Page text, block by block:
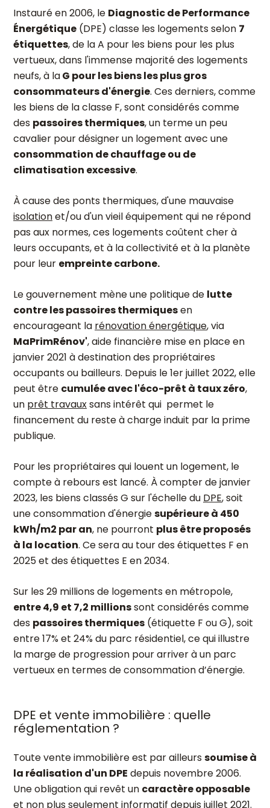
Instauré en 2006, le Diagnostic de Performance
Énergétique (DPE) classe les logements selon 7
étiquettes, de la A pour les biens pour les plus
vertueux, dans l'immense majorité des logements
neufs, à laG pour les biens les plus gros
consommateurs d'énergie. Ces derniers, comme
les biens de la classe F, sont considérés comme
des passoires thermiques, un terme un peu
cavalier pour désigner un logement avec une
consommation de chauffage ou de
climatisation excessive.
À cause des ponts thermiques, d'une mauvaise
isolationet/ou d'un vieil équipement qui ne répond
pas aux normes, ces logements coûtent cher à
leurs occupants, et à la collectivité et à la planète
pour leur empreinte carbone.
Le gouvernement mène une politique de lutte
contre les passoires thermiquesen
encourageant la rénovation énergétique, via
MaPrimRénov', aide financière mise en place en
janvier 2021 à destination des propriétaires
occupants ou bailleurs. Depuis le 1er juillet 2022, elle
peut être cumulée avec l'éco-prêt à taux zéro,
un prêt travauxsans intérêt qui permet le
financement du reste à charge induit par la prime
publique.
Pour les propriétaires qui louent un logement, le
compte à rebours est lancé. À compter de janvier
2023, les biens classés G sur l'échelle du DPE, soit
une consommation d'énergiesupérieure à 450
kWh/m2 par an, ne pourront plus être proposés
à la location. Ce sera au tour des étiquettes F en
2025 et des étiquettes E en 2034.
Sur les 29 millions de logements en métropole,
entre 4,9 et 7,2 millionssont considérés comme
des passoires thermiques (étiquette F ou G), soit
entre 17% et 24% du parc résidentiel, ce qui illustre
la marge de progression pour arriver à un parc
vertueux en termes de consommation d’énergie.
DPE et vente immobilière : quelle
réglementation ?
Toute vente immobilière est par ailleurssoumise à
la réalisation d'un DPE depuis novembre 2006.
Une obligation qui revêt un caractère opposable
et non plus seulement informatif depuis juillet 2021.